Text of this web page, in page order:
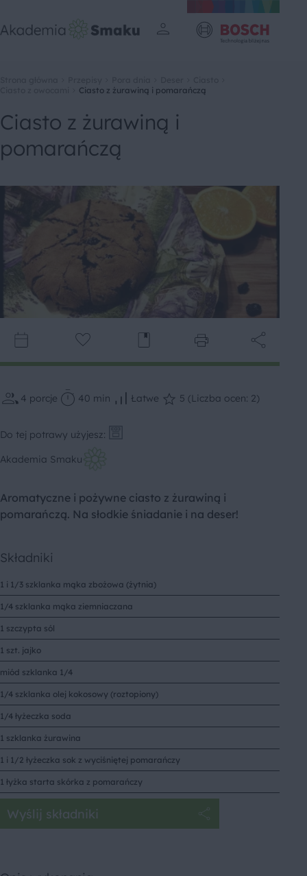
Ciasto z żurawiną i pomarańczą
Ciasto z żurawiną i
pomarańczą
4 porcje 40 min Łatwe 5 (Liczba ocen: 2)
Do tej potrawy użyjesz:
Akademia Smaku
Aromatyczne i pożywne ciasto z żurawiną i
pomarańczą. Na słodkie śniadanie i na deser!
Składniki
1 i 1/3 szklanka mąka zbożowa (żytnia)
1/4 szklanka mąka ziemniaczana
1 szczypta sól
1 szt. jajko
miód szklanka 1/4
1/4 szklanka olej kokosowy (roztopiony)
1/4 łyżeczka soda
1 szklanka żurawina
1 i 1/2 łyżeczka sok z wyciśniętej pomarańczy
1 łyżka starta skórka z pomarańczy
Wyślij składniki